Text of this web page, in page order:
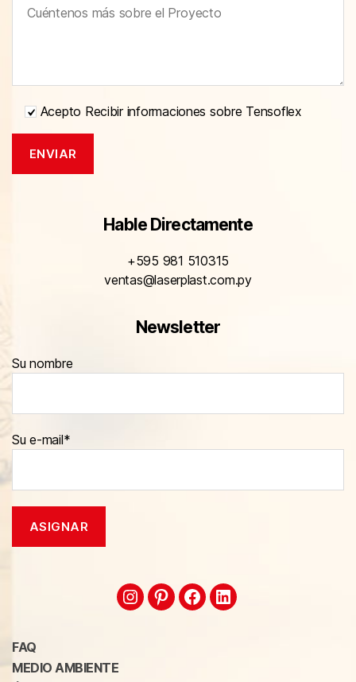
Acepto Recibir informaciones sobre Tensoflex
Hable Directamente
+595 981 510315
ventas@laserplast.com.py
Newsletter
Su nombre
Su e-mail*
FAQ
MEDIO AMBIENTE